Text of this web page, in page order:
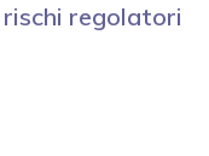
regolatori